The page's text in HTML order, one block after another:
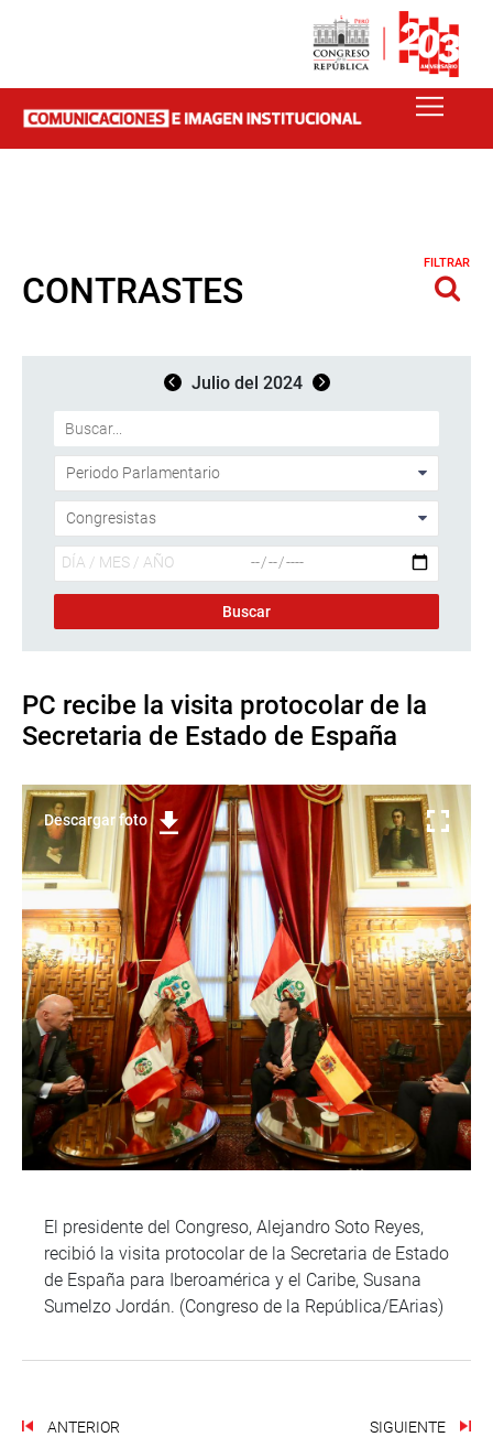
CONTRASTES
FILTRAR
Julio del 2024
PC recibe la visita protocolar de la
Secretaria de Estado de España
Descargar foto
El presidente del Congreso, Alejandro Soto Reyes,
recibió la visita protocolar de la Secretaria de Estado
de España para Iberoamérica y el Caribe, Susana
Sumelzo Jordán. (Congreso de la República/EArias)
ANTERIOR SIGUIENTE